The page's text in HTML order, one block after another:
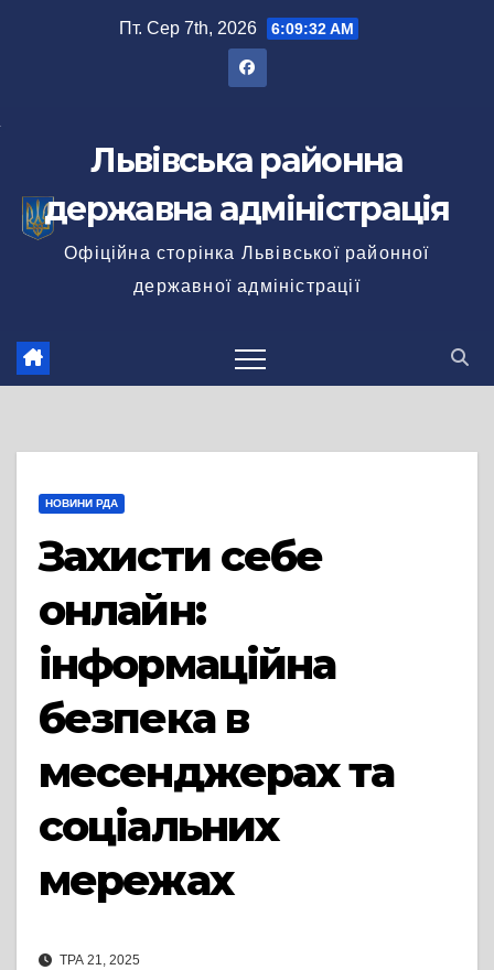
Пт. Сер 7th, 2026 6:09:33 AM
Львівська районна
державна адміністрація
Офіційна сторінка Львівської районної
державної адміністрації
НОВИНИ РДА
Захисти себе
онлайн:
інформаційна
безпека в
месенджерах та
соціальних
мережах
ТРА 21, 2025